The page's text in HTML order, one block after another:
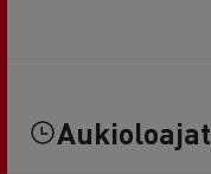
Aukioloajat